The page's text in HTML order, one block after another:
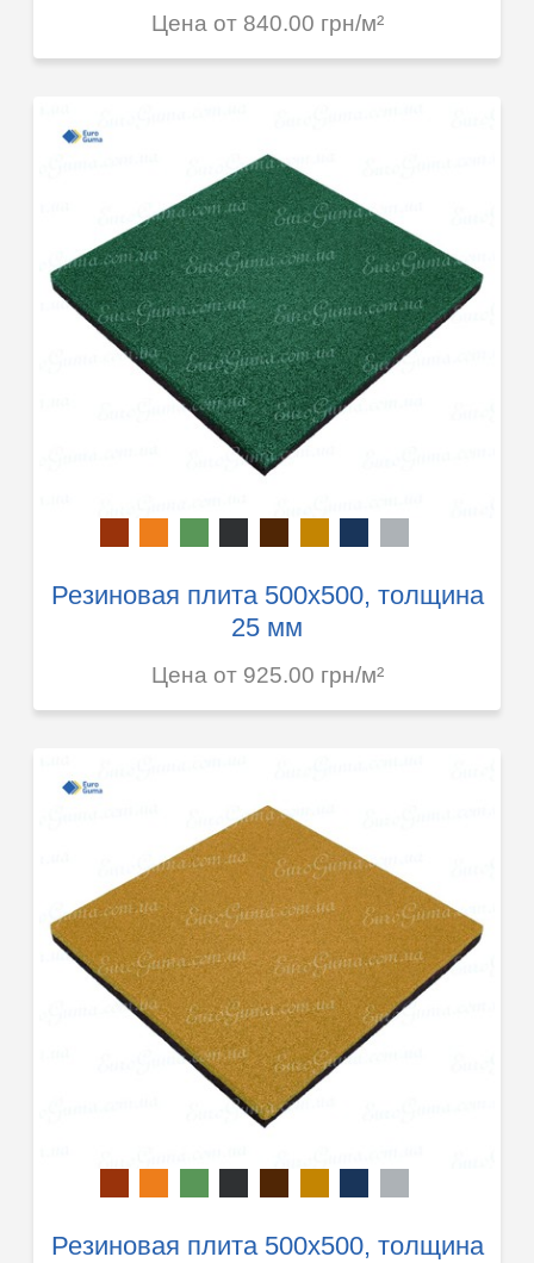
Цена от 840.00 грн/м²
Резиновая плита 500х500, толщина
25 мм
Цена от 925.00 грн/м²
Резиновая плита 500х500, толщина